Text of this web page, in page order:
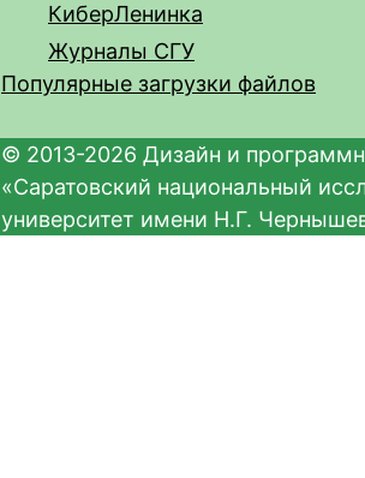
КиберЛенинка
Журналы СГУ
Популярные загрузки файлов
© 2013-2026 Дизайн и
«Саратовский национальный
университет имени Н.Г.